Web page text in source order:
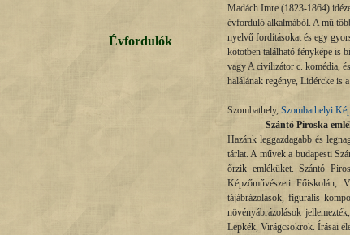
Évfordulók
Madách Imre (1823-1864)
évforduló alkalmából. A mű
nyelvű fordításokat és egy
kötötben található fényképe is
vagy A civilizátor c. komédia,
halálának regénye, Lidércke is
Szombathely, Szombathelyi
Szántó Piroska
Hazánk leggazdagabb és
tárlat. A művek a budapesti
őrzik emléküket. Szántó
Képzőművészeti Főiskolán,
tájábrázolások, figurális
növényábrázolások
Lepkék, Virágcsokrok. Írásai